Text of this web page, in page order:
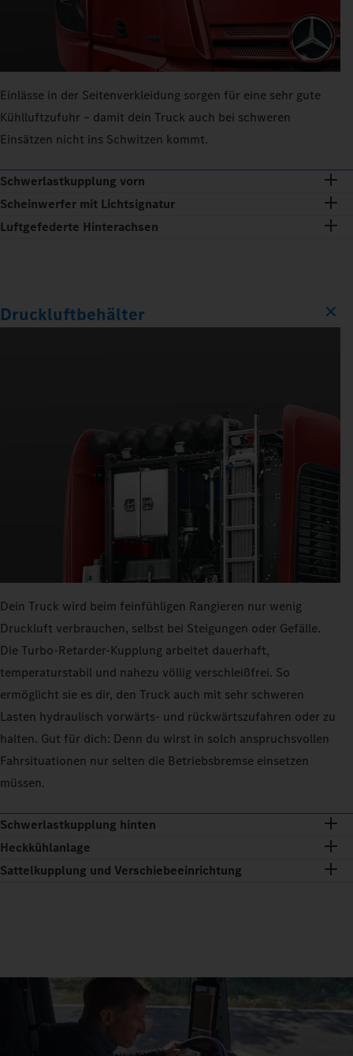
Einlässe in der Seitenverkleidung sorgen für eine sehr gute
Kühlluftzufuhr – damit dein Truck auch bei schweren
Einsätzen nicht ins Schwitzen kommt.
Schwerlastkupplung vorn
Scheinwerfer mit Lichtsignatur
Luftgefederte Hinterachsen
Druckluftbehälter
Dein Truck wird beim feinfühligen Rangieren nur wenig
Druckluft verbrauchen, selbst bei Steigungen oder Gefälle.
Die Turbo-Retarder-Kupplung arbeitet dauerhaft,
temperaturstabil und nahezu völlig verschleißfrei. So
ermöglicht sie es dir, den Truck auch mit sehr schweren
Lasten hydraulisch vorwärts- und rückwärtszufahren oder zu
halten. Gut für dich: Denn du wirst in solch anspruchsvollen
Fahrsituationen nur selten die Betriebsbremse einsetzen
müssen.
Schwerlastkupplung hinten
Heckkühlanlage
Sattelkupplung und Verschiebeeinrichtung